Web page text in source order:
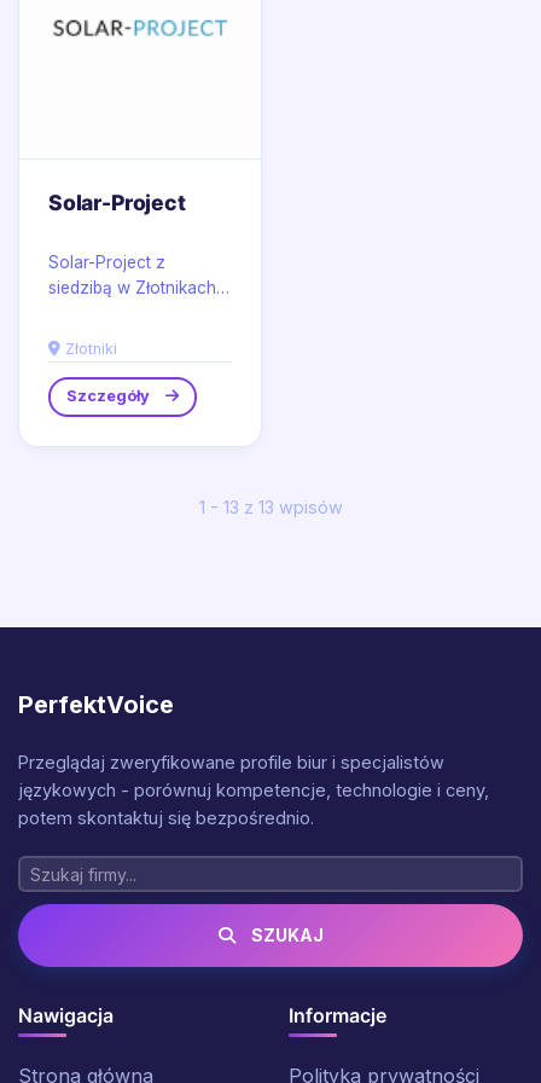
Solar-Project
Solar-Project z
siedzibą w Złotnikach
odnawialnych źródeł
energii, oferujący...
Złotniki
Szczegóły
1 - 13 z 13 wpisów
PerfektVoice
Przeglądaj zweryfikowane profile biur i specjalistów
językowych - porównuj kompetencje, technologie i ceny,
potem skontaktuj się bezpośrednio.
SZUKAJ
Nawigacja
Strona główna
Informacje
Polityka prywatności